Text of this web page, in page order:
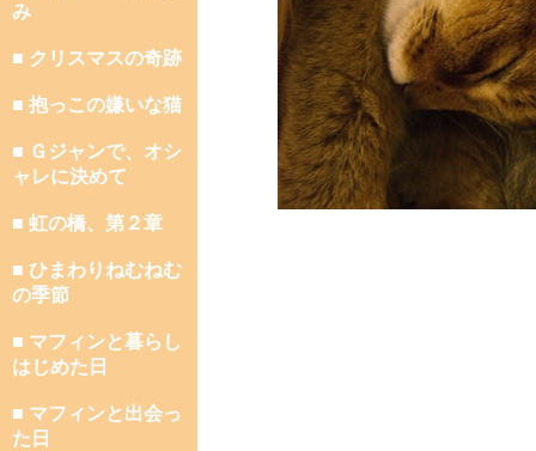
み
■ クリスマスの奇跡
■ 抱っこの嫌いな猫
■ Ｇジャンで、オシ
ャレに決めて
■ 虹の橋、第２章
■ ひまわりねむねむ
の季節
■ マフィンと暮らし
はじめた日
■ マフィンと出会っ
た日